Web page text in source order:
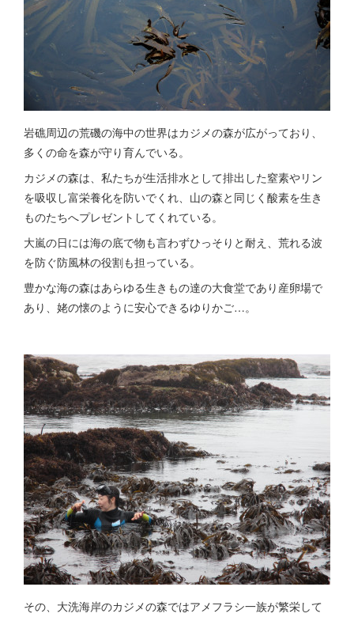
岩礁周辺の荒磯の海中の世界はカジメの森が広がっており、
多くの命を森が守り育んでいる。
カジメの森は、私たちが生活排水として排出した窒素やリン
を吸収し富栄養化を防いでくれ、山の森と同じく酸素を生き
ものたちへプレゼントしてくれている。
大嵐の日には海の底で物も言わずひっそりと耐え、荒れる波
を防ぐ防風林の役割も担っている。
豊かな海の森はあらゆる生きもの達の大食堂であり産卵場で
あり、姥の懐のように安心できるゆりかご…。
その、大洗海岸のカジメの森ではアメフラシ一族が繁栄して